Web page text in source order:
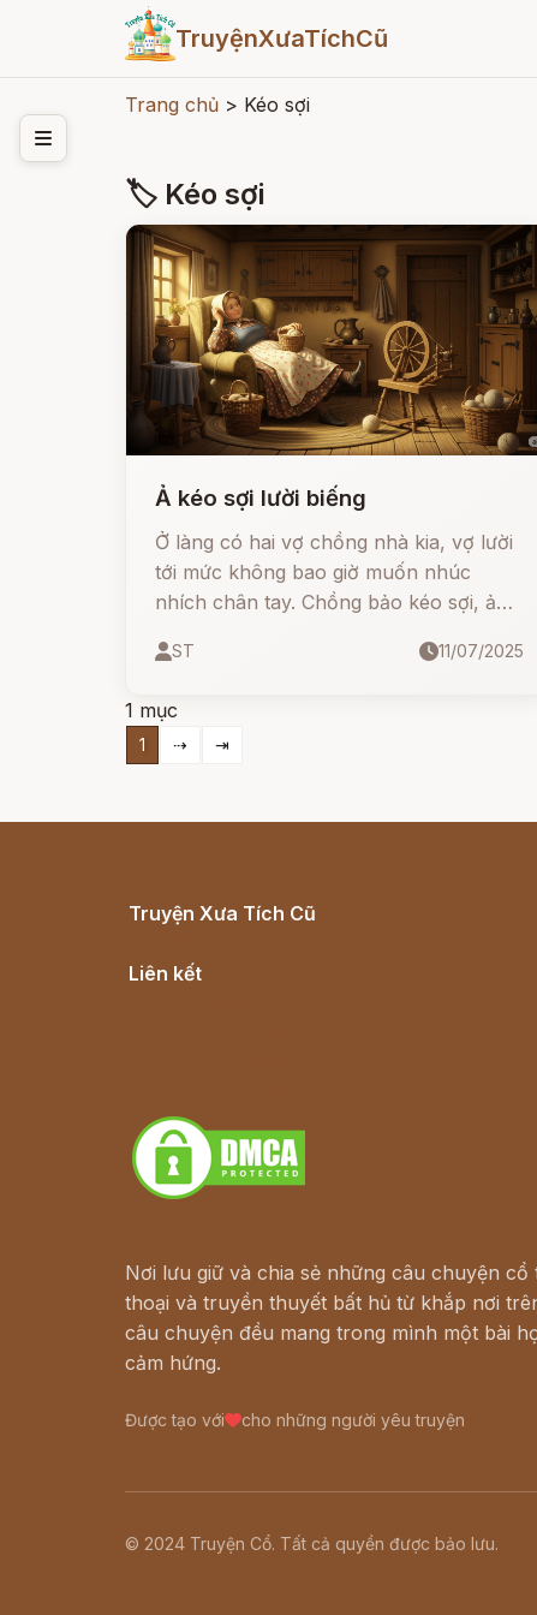
TruyệnXưaTíchCũ
Trang chủ > Kéo sợi
🏷 Kéo sợi
Ả kéo sợi lười biếng
Ở làng có hai vợ chồng nhà kia, vợ lười
tới mức không bao giờ muốn nhúc
nhích chân tay. Chồng bảo kéo sợi, ả
guồng, cứ mặc sợi y nguyên trên ống.
ra cãi:
ST 11/07/2025
1 mục
1 ⇢ ⇥
Truyện Xưa Tích Cũ
Liên kết
Nơi lưu giữ và chia sẻ những câu chuyện cổ
thoại và truyền thuyết bất hủ từ khắp nơi
câu chuyện đều mang trong mình một bài
cảm hứng.
Được tạo với cho những người yêu truyện
© 2024 Truyện Cổ. Tất cả quyền được bảo lưu.